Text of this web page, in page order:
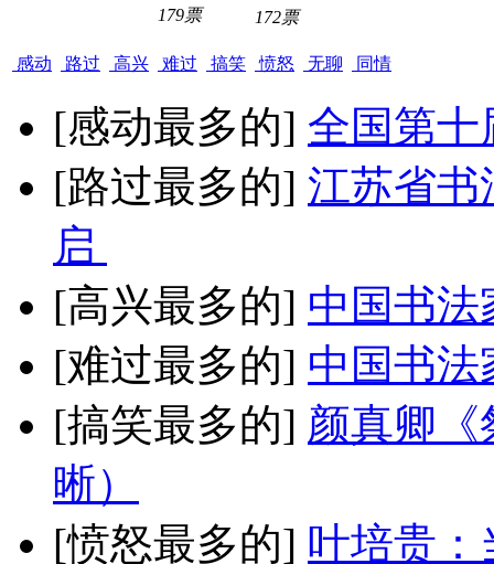
感动 路过 高兴
179票
难过 搞笑
172票
愤怒 无聊 同情
[感动最多的] 全国第十
[路过最多的] 江苏省书
启
[高兴最多的] 中国书法
[难过最多的] 中国书法
[搞笑最多的] 颜真卿《
晰）
[愤怒最多的] 叶培贵：